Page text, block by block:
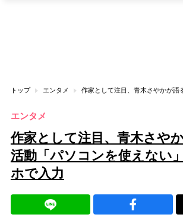
トップ エンタメ
エンタメ
作家として注目、青木さや
活動「パソコンを使えない
ホで入力